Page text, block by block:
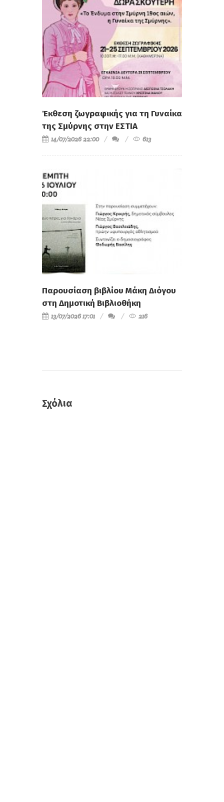
Έκθεση ζωγραφικής για τη Γυναίκα
της Σμύρνης στην ΕΣΤΙΑ
14/07/2026 22:00 613
Παρουσίαση βιβλίου Μάκη Διόγου
στη Δημοτική Βιβλιοθήκη
13/07/2026 17:01 216
Σχόλια